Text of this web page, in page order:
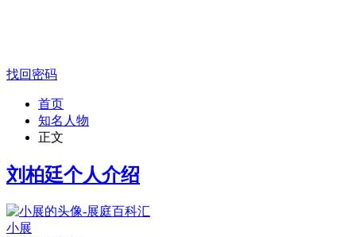
找回密码
首页
知名人物
正文
刘柏廷个人介绍
小展